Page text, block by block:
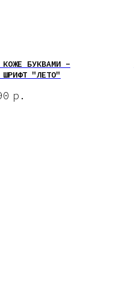
КОЖЕ БУКВАМИ -
ШРИФТ "ЛЕТО"
р.